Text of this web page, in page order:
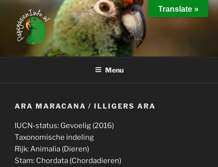
inhoud
PAPEGAAIEN INFO
Interessante weetjes over het houden van papegaaien
Menu
ARA MARACANA / ILLIGERS ARA
IUCN-status: Gevoelig (2016)
Taxonomische indeling
Rijk: Animalia (Dieren)
Stam: Chordata (Chordadieren)
Translate »